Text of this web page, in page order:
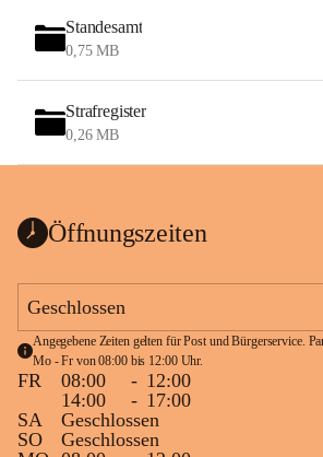
Standesamt
0,75 MB
Strafregister
0,26 MB
Öffnungszeiten
Geschlossen
Angegebene Zeiten gelten für Post und Bürgerservice.
Mo - Fr von 08:00 bis 12:00 Uhr.
FR 08:00 - 12:00
14:00
- 17:00
SA
Geschlossen
SO
Geschlossen